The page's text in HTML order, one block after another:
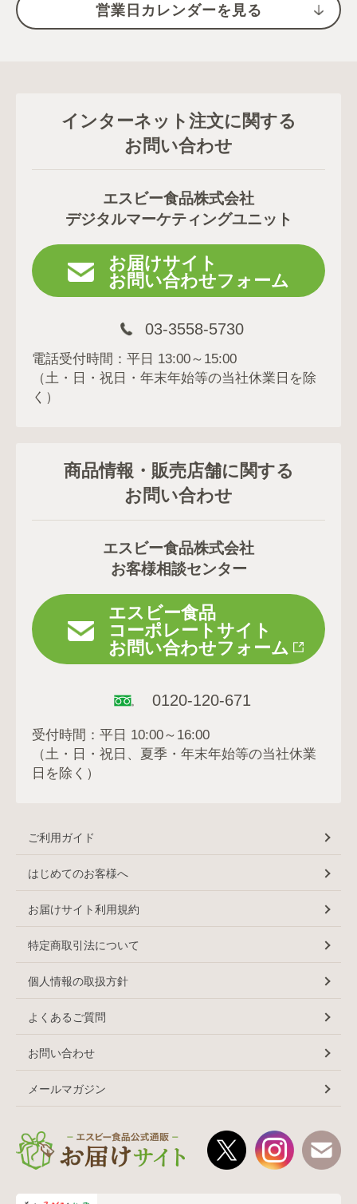
営業日カレンダーを見る
インターネット注文に関する
お問い合わせ
エスビー食品株式会社
デジタルマーケティングユニット
お届けサイト
お問い合わせフォーム
03-3558-5730
電話受付時間：平日 13:00～15:00
（土・日・祝日・年末年始等の当社休業日を除
く）
商品情報・販売店舗に関する
お問い合わせ
エスビー食品株式会社
お客様相談センター
エスビー食品
コーポレートサイト
お問い合わせフォーム
0120-120-671
受付時間：平日 10:00～16:00
（土・日・祝日、夏季・年末年始等の当社休業
日を除く）
ご利用ガイド
はじめてのお客様へ
お届けサイト利用規約
特定商取引法について
個人情報の取扱方針
よくあるご質問
お問い合わせ
メールマガジン